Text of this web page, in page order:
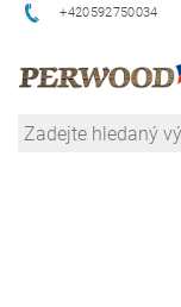
+420592750034